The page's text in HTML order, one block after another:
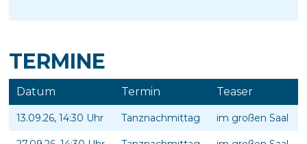
TERMINE
Datum Termin Teaser
13.09.26, 14:30 Uhr Tanznachmittag im großen Saal